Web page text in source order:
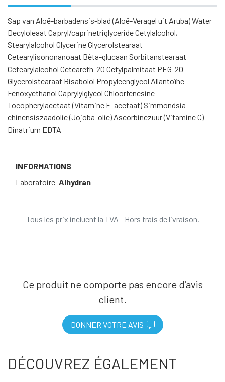
Sap van Aloë-barbadensis-blad (Aloë-Veragel uit Aruba) Water
Decyloleaat Capryl/caprinetriglyceride Cetylalcohol,
Stearylalcohol Glycerine Glycerolstearaat
Cetearylisononanoaat Bèta-glucaan Sorbitanstearaat
Cetearylalcohol Ceteareth-20 Cetylpalmitaat PEG-20
Glycerolstearaat Bisabolol Propyleenglycol Allantoïne
Fenoxyethanol Caprylylglycol Chloorfenesine
Tocopherylacetaat (Vitamine E-acetaat) Simmondsia
chinensiszaadolie (Jojoba-olie) Ascorbinezuur (Vitamine C)
Dinatrium EDTA
INFORMATIONS
Laboratoire Alhydran
Tous les prix incluent la TVA - Hors frais de livraison.
Ce produit ne comporte pas encore d’avis
client.
DONNER VOTRE AVIS
DÉCOUVREZ ÉGALEMENT